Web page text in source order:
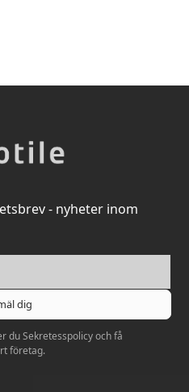
- nyheter inom
duSekretesspolicyoch få
företag.